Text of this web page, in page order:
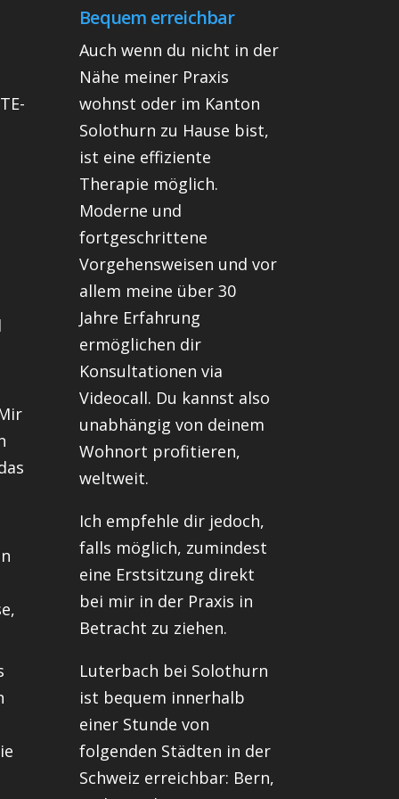
Bequem erreichbar
Auch wenn du nicht in der
Nähe meiner Praxis
wohnst oder im Kanton
Solothurn zu Hause bist,
ist eine effiziente
Therapie möglich.
Moderne und
fortgeschrittene
Vorgehensweisen und vor
allem meine über 30
Jahre Erfahrung
ermöglichen dir
Konsultationen via
Videocall. Du kannst also
unabhängig von deinem
Wohnort profitieren,
weltweit.
Ich empfehle dir jedoch,
falls möglich, zumindest
eine Erstsitzung direkt
bei mir in der Praxis in
Betracht zu ziehen.
Luterbach bei Solothurn
ist bequem innerhalb
einer Stunde von
folgenden Städten in der
Schweiz erreichbar: Bern,